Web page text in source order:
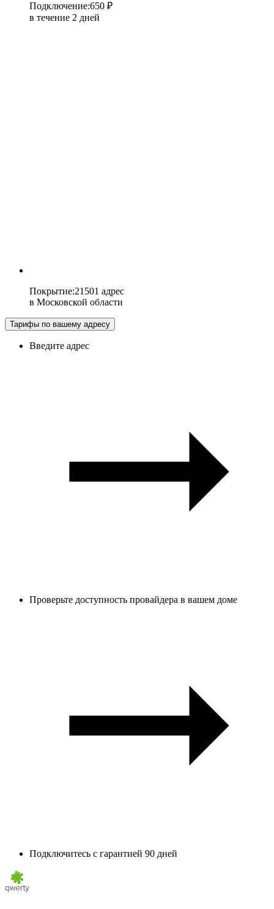
Подключение:650 ₽
в течение 2 дней
Покрытие:21501 адрес
в Московской области
Тарифы по вашему адресу
Введите адрес
Проверьте доступность провайдера в вашем доме
Подключитесь с гарантией 90 дней